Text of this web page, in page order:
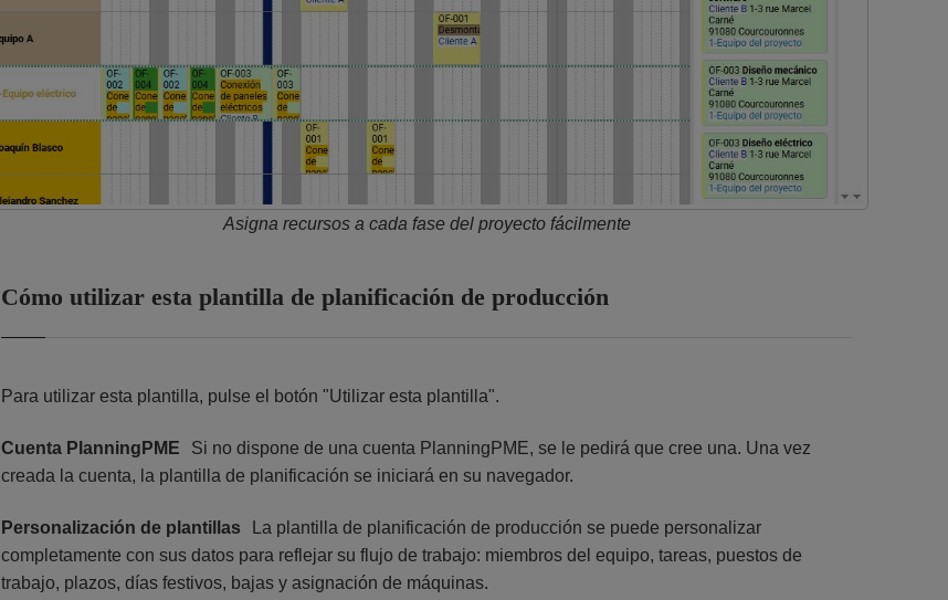
Asigna recursos a cada fase del proyecto fácilmente
Cómo utilizar esta plantilla de planificación de producción
Para utilizar esta plantilla, pulse el botón "Utilizar esta plantilla".
Cuenta PlanningPME
Si no dispone de una cuenta PlanningPME, se le pedirá que cree una. Una vez
creada la cuenta, la plantilla de planificación se iniciará en su navegador.
Personalización de plantillas
La plantilla de planificación de producción se puede personalizar
completamente con sus datos para reflejar su flujo de trabajo: miembros del equipo, tareas, puestos de
trabajo, plazos, días festivos, bajas y asignación de máquinas.